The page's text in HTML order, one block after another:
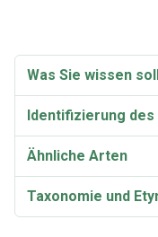
Was Sie wissen
Identifizierung des
Ähnliche Arten
Taxonomie und